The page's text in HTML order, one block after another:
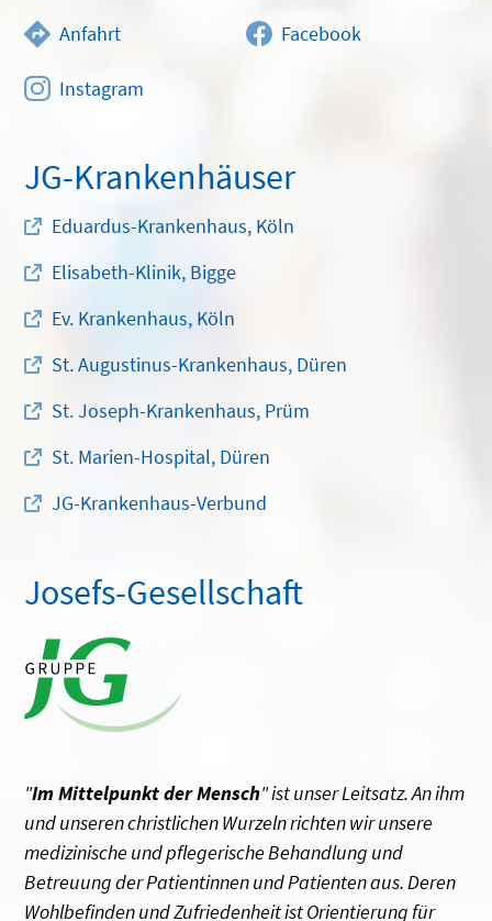
Anfahrt Facebook
Instagram
JG-Krankenhäuser
Eduardus-Krankenhaus, Köln
Elisabeth-Klinik, Bigge
Ev. Krankenhaus, Köln
St. Augustinus-Krankenhaus, Düren
St. Joseph-Krankenhaus, Prüm
St. Marien-Hospital, Düren
JG-Krankenhaus-Verbund
Josefs-Gesellschaft
"Im Mittelpunkt der Mensch" ist unser Leitsatz. An ihm
und unseren christlichen Wurzeln richten wir unsere
medizinische und pflegerische Behandlung und
Betreuung der Patientinnen und Patienten aus. Deren
Wohlbefinden und Zufriedenheit ist Orientierung für